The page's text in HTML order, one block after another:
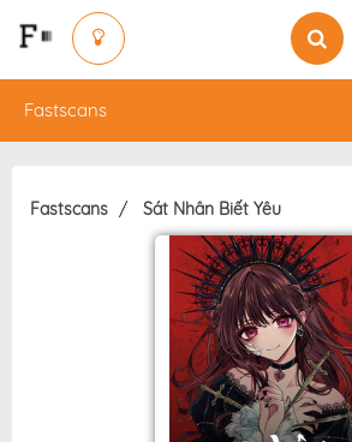
Fastscans
Fastscans Sát Nhân Biết Yêu